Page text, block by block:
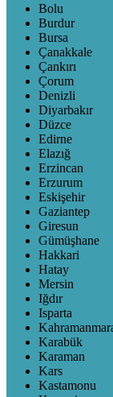
Bolu
Burdur
Bursa
Çanakkale
Çankırı
Çorum
Denizli
Diyarbakır
Düzce
Edirne
Elazığ
Erzincan
Erzurum
Eskişehir
Gaziantep
Giresun
Gümüşhane
Hakkari
Hatay
Mersin
Iğdır
Isparta
Karabük
Karaman
Kars
Kastamonu